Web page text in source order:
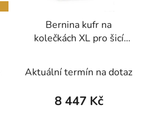
Bernina kufr na
kolečkách XL pro šicí
Aktuální termín na dotaz
8 447 Kč